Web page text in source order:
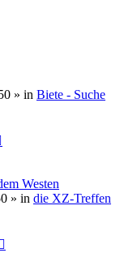
» in Biete - Suche
Westen
» in die XZ-Treffen